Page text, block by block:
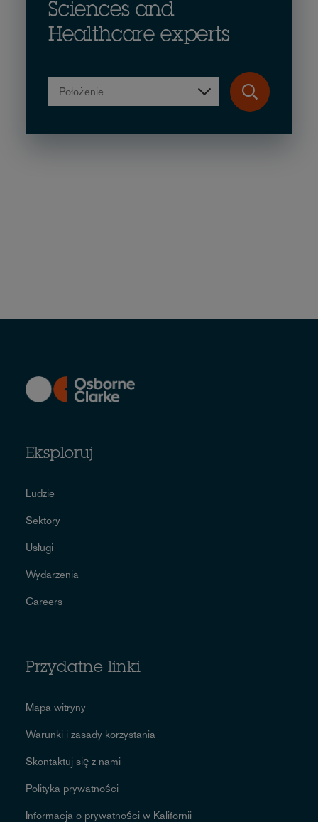
Sciences and
Healthcare experts
Eksploruj
Ludzie
Sektory
Usługi
Wydarzenia
Careers
Przydatne linki
Mapa witryny
Warunki i zasady korzystania
Skontaktuj się z nami
Polityka prywatności
Informacja o prywatności w Kalifornii